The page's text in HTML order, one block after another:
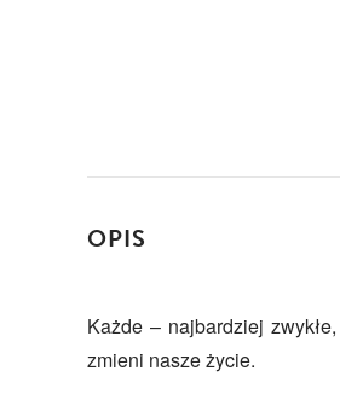
OPIS
Każde – najbardziej
zmieni nasze życie.